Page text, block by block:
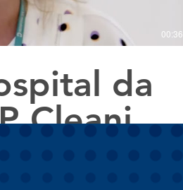
00:36
da
Cleaning